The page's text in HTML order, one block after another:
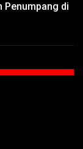
Penumpang di